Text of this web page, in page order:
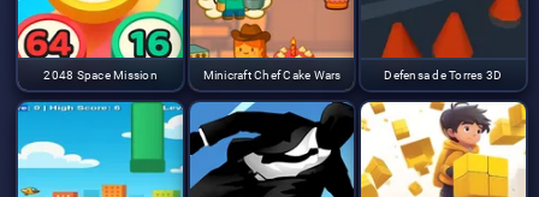
2048 Space Mission Minicraft Chef Cake Wars Defensa de Torres 3D